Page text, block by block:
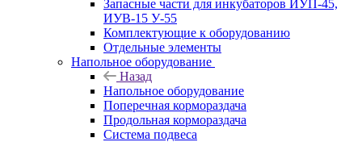
Запасные части для инкубаторов ИУП-45,
ИУВ-15 У-55
Комплектующие к оборудованию
Отдельные элементы
Напольное оборудование
Назад
Напольное оборудование
Поперечная кормораздача
Продольная кормораздача
Система подвеса